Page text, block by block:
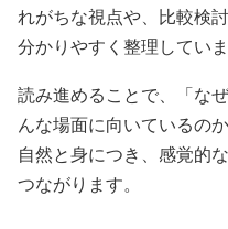
れがちな視点や、比較検
分かりやすく整理していま
読み進めることで、「な
んな場面に向いているの
自然と身につき、感覚的
つながります。